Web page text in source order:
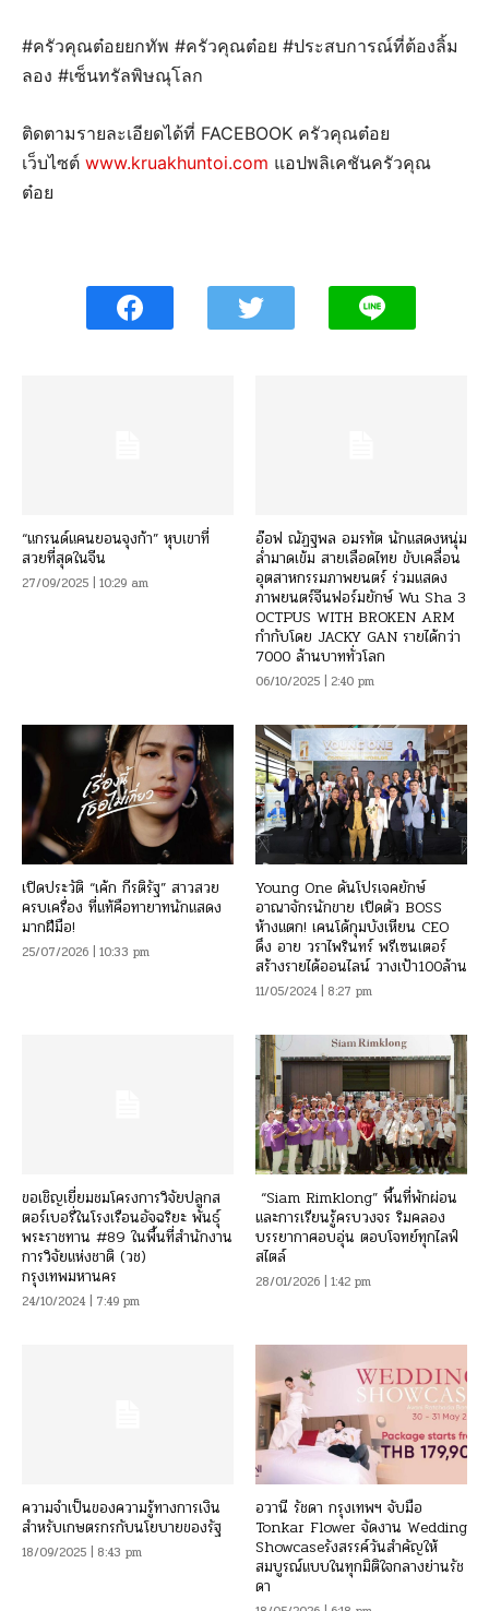
#ครัวคุณต๋อยยกทัพ #ครัวคุณต๋อย #ประสบการณ์ที่ต้องลิ้ม
ลอง #เซ็นทรัลพิษณุโลก
ติดตามรายละเอียดได้ที่ FACEBOOK ครัวคุณต๋อย
เว็บไซต์ www.kruakhuntoi.com แอปพลิเคชันครัวคุณ
ต๋อย
“แกรนด์แคนยอนจุงก้า” หุบเขาที่
สวยที่สุดในจีน
27/09/2025 | 10:29 am
อ๊อฟ ณัฏฐพล อมรทัต นักแสดงหนุ่ม
ล่ำมาดเข้ม สายเลือดไทย ขับเคลื่อน
อุตสาหกรรมภาพยนตร์ ร่วมแสดง
ภาพยนตร์จีนฟอร์มยักษ์ Wu Sha 3
OCTPUS WITH BROKEN ARM
กำกับโดย JACKY GAN รายได้กว่า
7000 ล้านบาททั่วโลก
06/10/2025 | 2:40 pm
เปิดประวัติ “เค้ก กีรติรัฐ” สาวสวย
ครบเครื่อง ที่แท้คือทายาทนักแสดง
มากฝีมือ!
25/07/2026 | 10:33 pm
Young One ดันโปรเจคยักษ์
อาณาจักรนักขาย เปิดตัว BOSS
ห้างแตก! เคนโด้กุมบังเหียน CEO
ดึง อาย วราไพรินทร์ พรีเซนเตอร์
สร้างรายได้ออนไลน์ วางเป้า100ล้าน
11/05/2024 | 8:27 pm
ขอเชิญเยี่ยมชมโครงการวิจัยปลูกส
ตอร์เบอรี่ในโรงเรือนอัจฉริยะ พันธุ์
พระราชทาน #89 ในพื้นที่สำนักงาน
การวิจัยแห่งชาติ (วช)
กรุงเทพมหานคร
24/10/2024 | 7:49 pm
“Siam Rimklong” พื้นที่พักผ่อน
และการเรียนรู้ครบวงจร ริมคลอง
บรรยากาศอบอุ่น ตอบโจทย์ทุกไลฟ์
สไตล์
28/01/2026 | 1:42 pm
ความจำเป็นของความรู้ทางการเงิน
สำหรับเกษตรกรกับนโยบายของรัฐ
18/09/2025 | 8:43 pm
อวานี รัชดา กรุงเทพฯ จับมือ
Tonkar Flower จัดงาน Wedding
Showcaseรังสรรค์วันสำคัญให้
สมบูรณ์แบบในทุกมิติใจกลางย่านรัช
ดา